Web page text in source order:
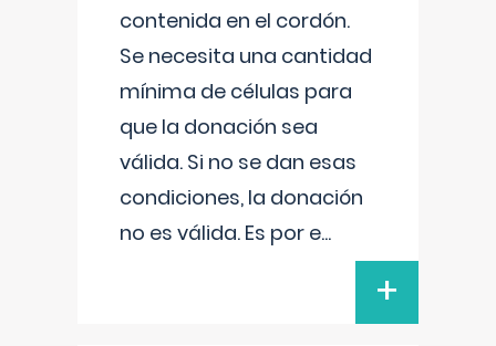
contenida en el cordón.
Se necesita una cantidad
mínima de células para
que la donación sea
válida. Si no se dan esas
condiciones, la donación
no es válida. Es por e...
+